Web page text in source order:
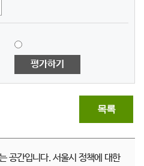
평가하기
목록
공간입니다. 서울시 정책에 대한